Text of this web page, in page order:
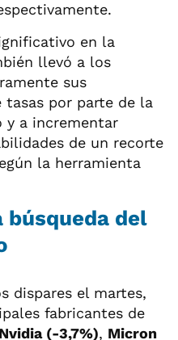
en la
llevó a los
sus
tasas por parte de la
y a incrementar
de un recorte
la herramienta
del
dispares el martes,
fabricantes de
Nvidia (-3,7%), Micron